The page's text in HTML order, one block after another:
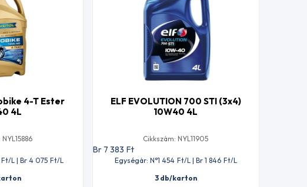
4-T Ester
4L
Ft/L | Br 4 075 Ft/L
ELF EVOLUTION 700 STI (3x4)
10W40 4L
Cikkszám: NYL11905
Br 7 383 Ft
Egységár: N°1 454 Ft/L | Br 1 846 Ft/L
3 db/karton